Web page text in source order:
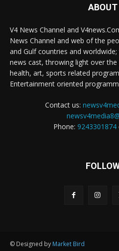
ABOUT
V4 News Channel and
News Channel and web of the
and Gulf countries and
news cast, throwing light over
health, art, sports related
Entertainment oriented
Contact us:
Phone: 9243301874
© Designed by Market Bird